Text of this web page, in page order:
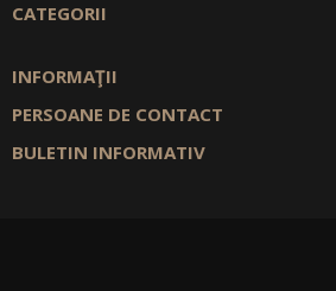
CATEGORII
INFORMAŢII
PERSOANE DE CONTACT
BULETIN INFORMATIV